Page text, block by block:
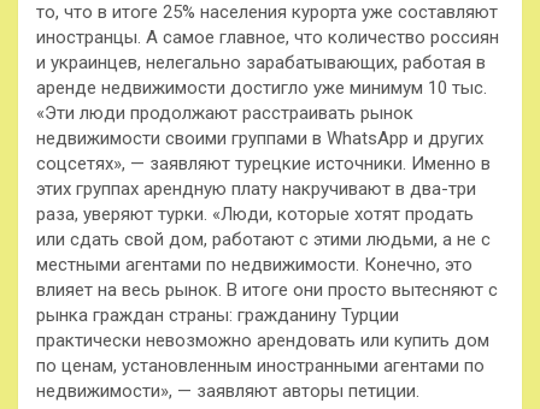
то, что в итоге 25% населения курорта уже составляют
иностранцы. А самое главное, что количество россиян
и украинцев, нелегально зарабатывающих, работая в
аренде недвижимости достигло уже минимум 10 тыс.
«Эти люди продолжают расстраивать рынок
недвижимости своими группами в WhatsApp и других
соцсетях», — заявляют турецкие источники. Именно в
этих группах арендную плату накручивают в два-три
раза, уверяют турки. «Люди, которые хотят продать
или сдать свой дом, работают с этими людьми, а не с
местными агентами по недвижимости. Конечно, это
влияет на весь рынок. В итоге они просто вытесняют с
рынка граждан страны: гражданину Турции
практически невозможно арендовать или купить дом
по ценам, установленным иностранными агентами по
недвижимости», — заявляют авторы петиции.